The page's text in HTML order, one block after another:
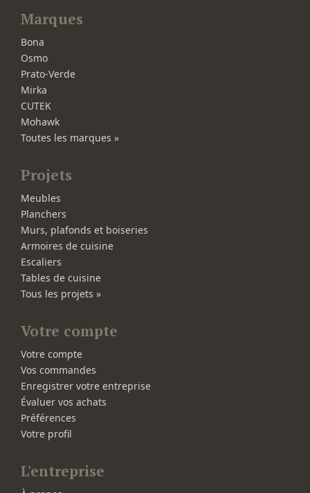
Marques
Bona
Osmo
Prato-Verde
Mirka
CUTEK
Mohawk
Toutes les marques »
Projets
Meubles
Planchers
Murs, plafonds et boiseries
Armoires de cuisine
Escaliers
Tables de cuisine
Tous les projets »
Votre compte
Votre compte
Vos commandes
Enregistrer votre entreprise
Évaluer vos achats
Préférences
Votre profil
L'entreprise